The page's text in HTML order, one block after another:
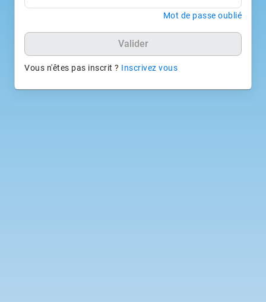
Mot de passe oublié
Valider
Vous n'êtes pas inscrit ? Inscrivez vous